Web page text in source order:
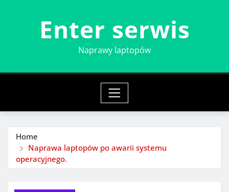
Enter serwis
Naprawy laptopów
Home
Naprawa laptopów po awarii systemu
operacyjnego.